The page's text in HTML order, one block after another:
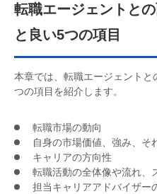
転職エージェントと
と良い5つの項目
本章では、転職エージェント
つの項目を紹介します。
転職市場の動向
自身の市場価値、強み、そ
キャリアの方向性
転職活動の全体像や流れ、
担当キャリアアドバイザー